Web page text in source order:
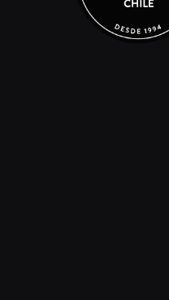
Pol Roger
Prairie